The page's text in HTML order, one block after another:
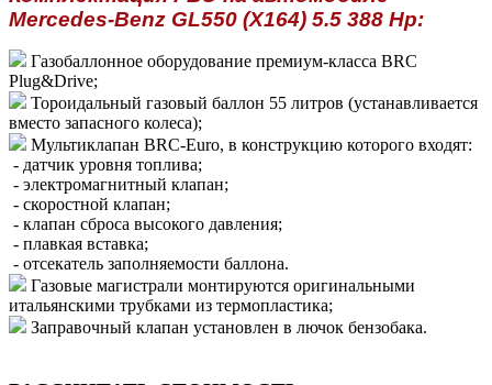
Mercedes-Benz GL550 (X164) 5.5 388 Hp:
Газобаллонное оборудование премиум-класса BRC
Plug&Drive;
Тороидальный газовый баллон 55 литров (устанавливается
вместо запасного колеса);
Мультиклапан BRC-Euro, в конструкцию которого входят:
- датчик уровня топлива;
- электромагнитный клапан;
- скоростной клапан;
- клапан сброса высокого давления;
- плавкая вставка;
- отсекатель заполняемости баллона.
Газовые магистрали монтируются оригинальными
итальянскими трубками из термопластика;
Заправочный клапан установлен в лючок бензобака.